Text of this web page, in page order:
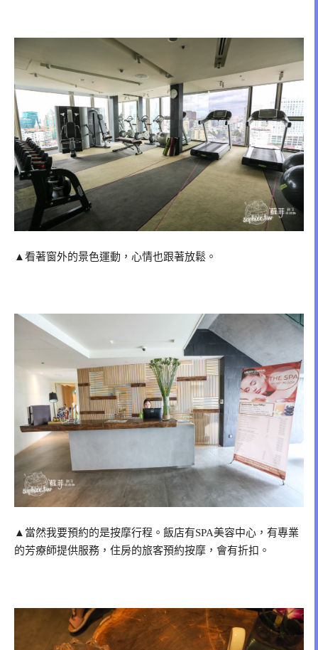
▲看著窗外的景色運動，心情也跟著放鬆。
▲當然我要預約的是按摩行程。飯店有SPA美容中心，有專業
的芳療師提供服務，住房的旅客預約按摩，會有折扣。